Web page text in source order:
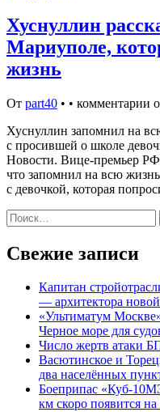
Хуснуллин
Мариуполе,
жизнь
От part40 • • комментарии
Хуснуллин запомнил на
с просившей о школе
Новости. Вице-премьер РФ
что запомнил на всю
с девочкой, которая
Найти:
Свежие записи
Капитан
— архитектора
«Ультиматум
Черное море для
Число жертв атаки
Васютинское и
два населённых
Боеприпас «Куб-
км скоро появится